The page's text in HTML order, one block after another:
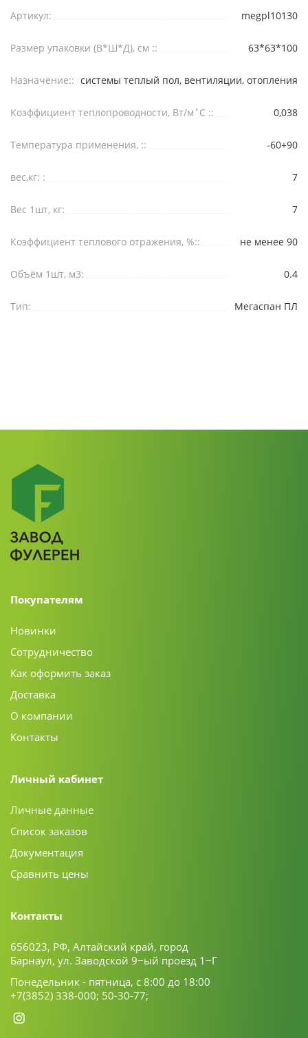
Артикул: megpl10130
Размер упаковки (В*Ш*Д), см :: 63*63*100
Назначение:: системы теплый пол, вентиляции, отопления
Коэффициент теплопроводности, Вт/м˚С :: 0,038
Температура применения, :: -60+90
вес,кг: : 7
Вес 1шт, кг: 7
Коэффициент теплового отражения, %:: не менее 90
Объём 1шт, м3: 0.4
Тип: Мегаспан ПЛ
Покупателям
Новинки
Сотрудничество
Как оформить заказ
Доставка
О компании
Контакты
Личный кабинет
Личные данные
Список заказов
Документация
Сравнить цены
Контакты
656023, РФ, Алтайский край, город
Барнаул, ул. Заводской 9−ый проезд 1−Г
Понедельник - пятница, с 8:00 до 18:00
+7(3852) 338-000; 50-30-77;